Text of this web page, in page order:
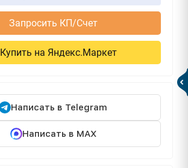
Запросить КП/Счет
Купить на Яндекс.Маркет
Написать в Telegram
Написать в MAX